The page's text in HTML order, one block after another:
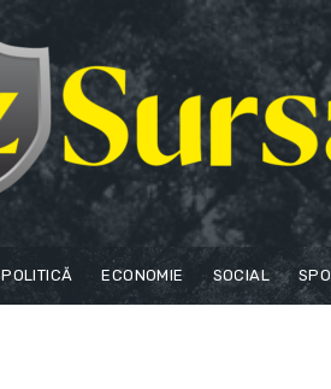
POLITICĂ ECONOMIE SOCIAL